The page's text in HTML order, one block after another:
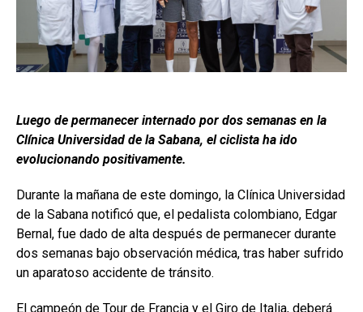
Luego de permanecer internado por dos semanas en la
Clínica Universidad de la Sabana, el ciclista ha ido
evolucionando positivamente.
Durante la mañana de este domingo, la Clínica Universidad
de la Sabana notificó que, el pedalista colombiano, Edgar
Bernal, fue dado de alta después de permanecer durante
dos semanas bajo observación médica, tras haber sufrido
un aparatoso accidente de tránsito.
El campeón de Tour de Francia y el Giro de Italia, deberá